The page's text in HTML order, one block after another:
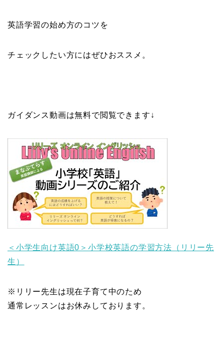
英語学習の始め方のコツを
チェックしたい方にはぜひおススメ。
ガイダンス動画は無料で閲覧できます↓
＜小学生向け英語0＞小学校英語の学習方法（リリー先
生）
※リリー先生は現在子育て中のため
通常レッスンはお休みしております。